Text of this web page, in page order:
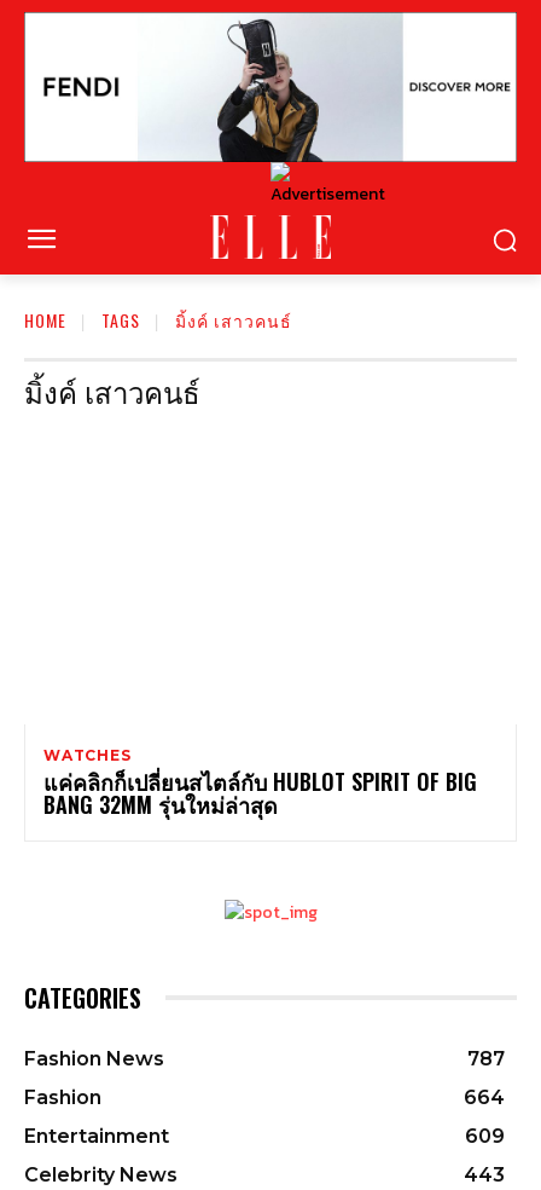
HOME TAGS มิ้งค์ เสาวคนธ์
มิ้งค์ เสาวคนธ์
WATCHES
แค่คลิกก็เปลี่ยนสไตล์กับ HUBLOT SPIRIT OF BIG
BANG 32MM รุ่นใหม่ล่าสุด
CATEGORIES
Fashion News
787
Fashion
664
Entertainment
609
Celebrity News
443